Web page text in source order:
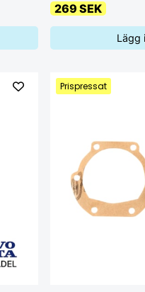
269 SEK
Lägg
Prispressat